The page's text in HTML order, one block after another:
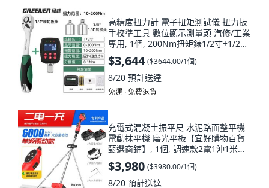
高精度扭力計 電子扭矩測試儀 扭力扳
手校準工具 數位顯示測量頭 汽修/工業
專用, 1個, 200Nm扭矩錶1/2寸+1/2棘
輪扳手
$3,644 ($3644.00/1個)
8/20 預計送達
免運 ∙ 免費退貨
充電式混凝土振平尺 水泥路面整平機
電動抹平機 磨光平板【宜好購物百貨
甄選商鋪】, 1個, 調速款2電1沖1米尺
子
$3,980 ($3980.00/1個)
8/20 預計送達